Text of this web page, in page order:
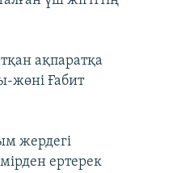
ақпаратқа
жөні Ғабит
жердегі
ертерек